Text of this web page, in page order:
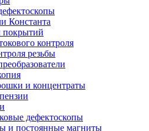
Константа
контроля
резьбы
и концентраты
дефектоскопы
и постоянные магниты